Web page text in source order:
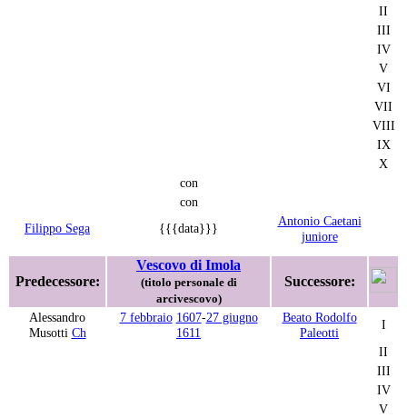
II
III
IV
V
VI
VII
VIII
IX
X
con
con
Filippo Sega
{{{data}}}
Antonio Caetani
juniore
Predecessore:
Vescovo di Imola
(titolo personale di
arcivescovo)
Successore:
Alessandro
Musotti Ch
7 febbraio 1607-27 giugno
1611
Beato Rodolfo
Paleotti
I
II
III
IV
V